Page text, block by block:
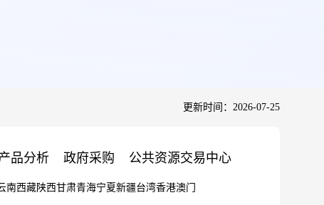
更新时间：2026-07-25
品分析 政府采购 公共资源交易中心
南西藏陕西甘肃青海宁夏新疆台湾香港澳门